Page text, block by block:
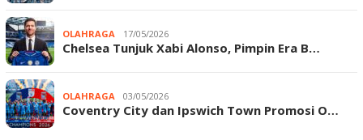
OLAHRAGA 17/05/2026
Chelsea Tunjuk Xabi Alonso, Pimpin Era B…
OLAHRAGA 03/05/2026
Coventry City dan Ipswich Town Promosi O…